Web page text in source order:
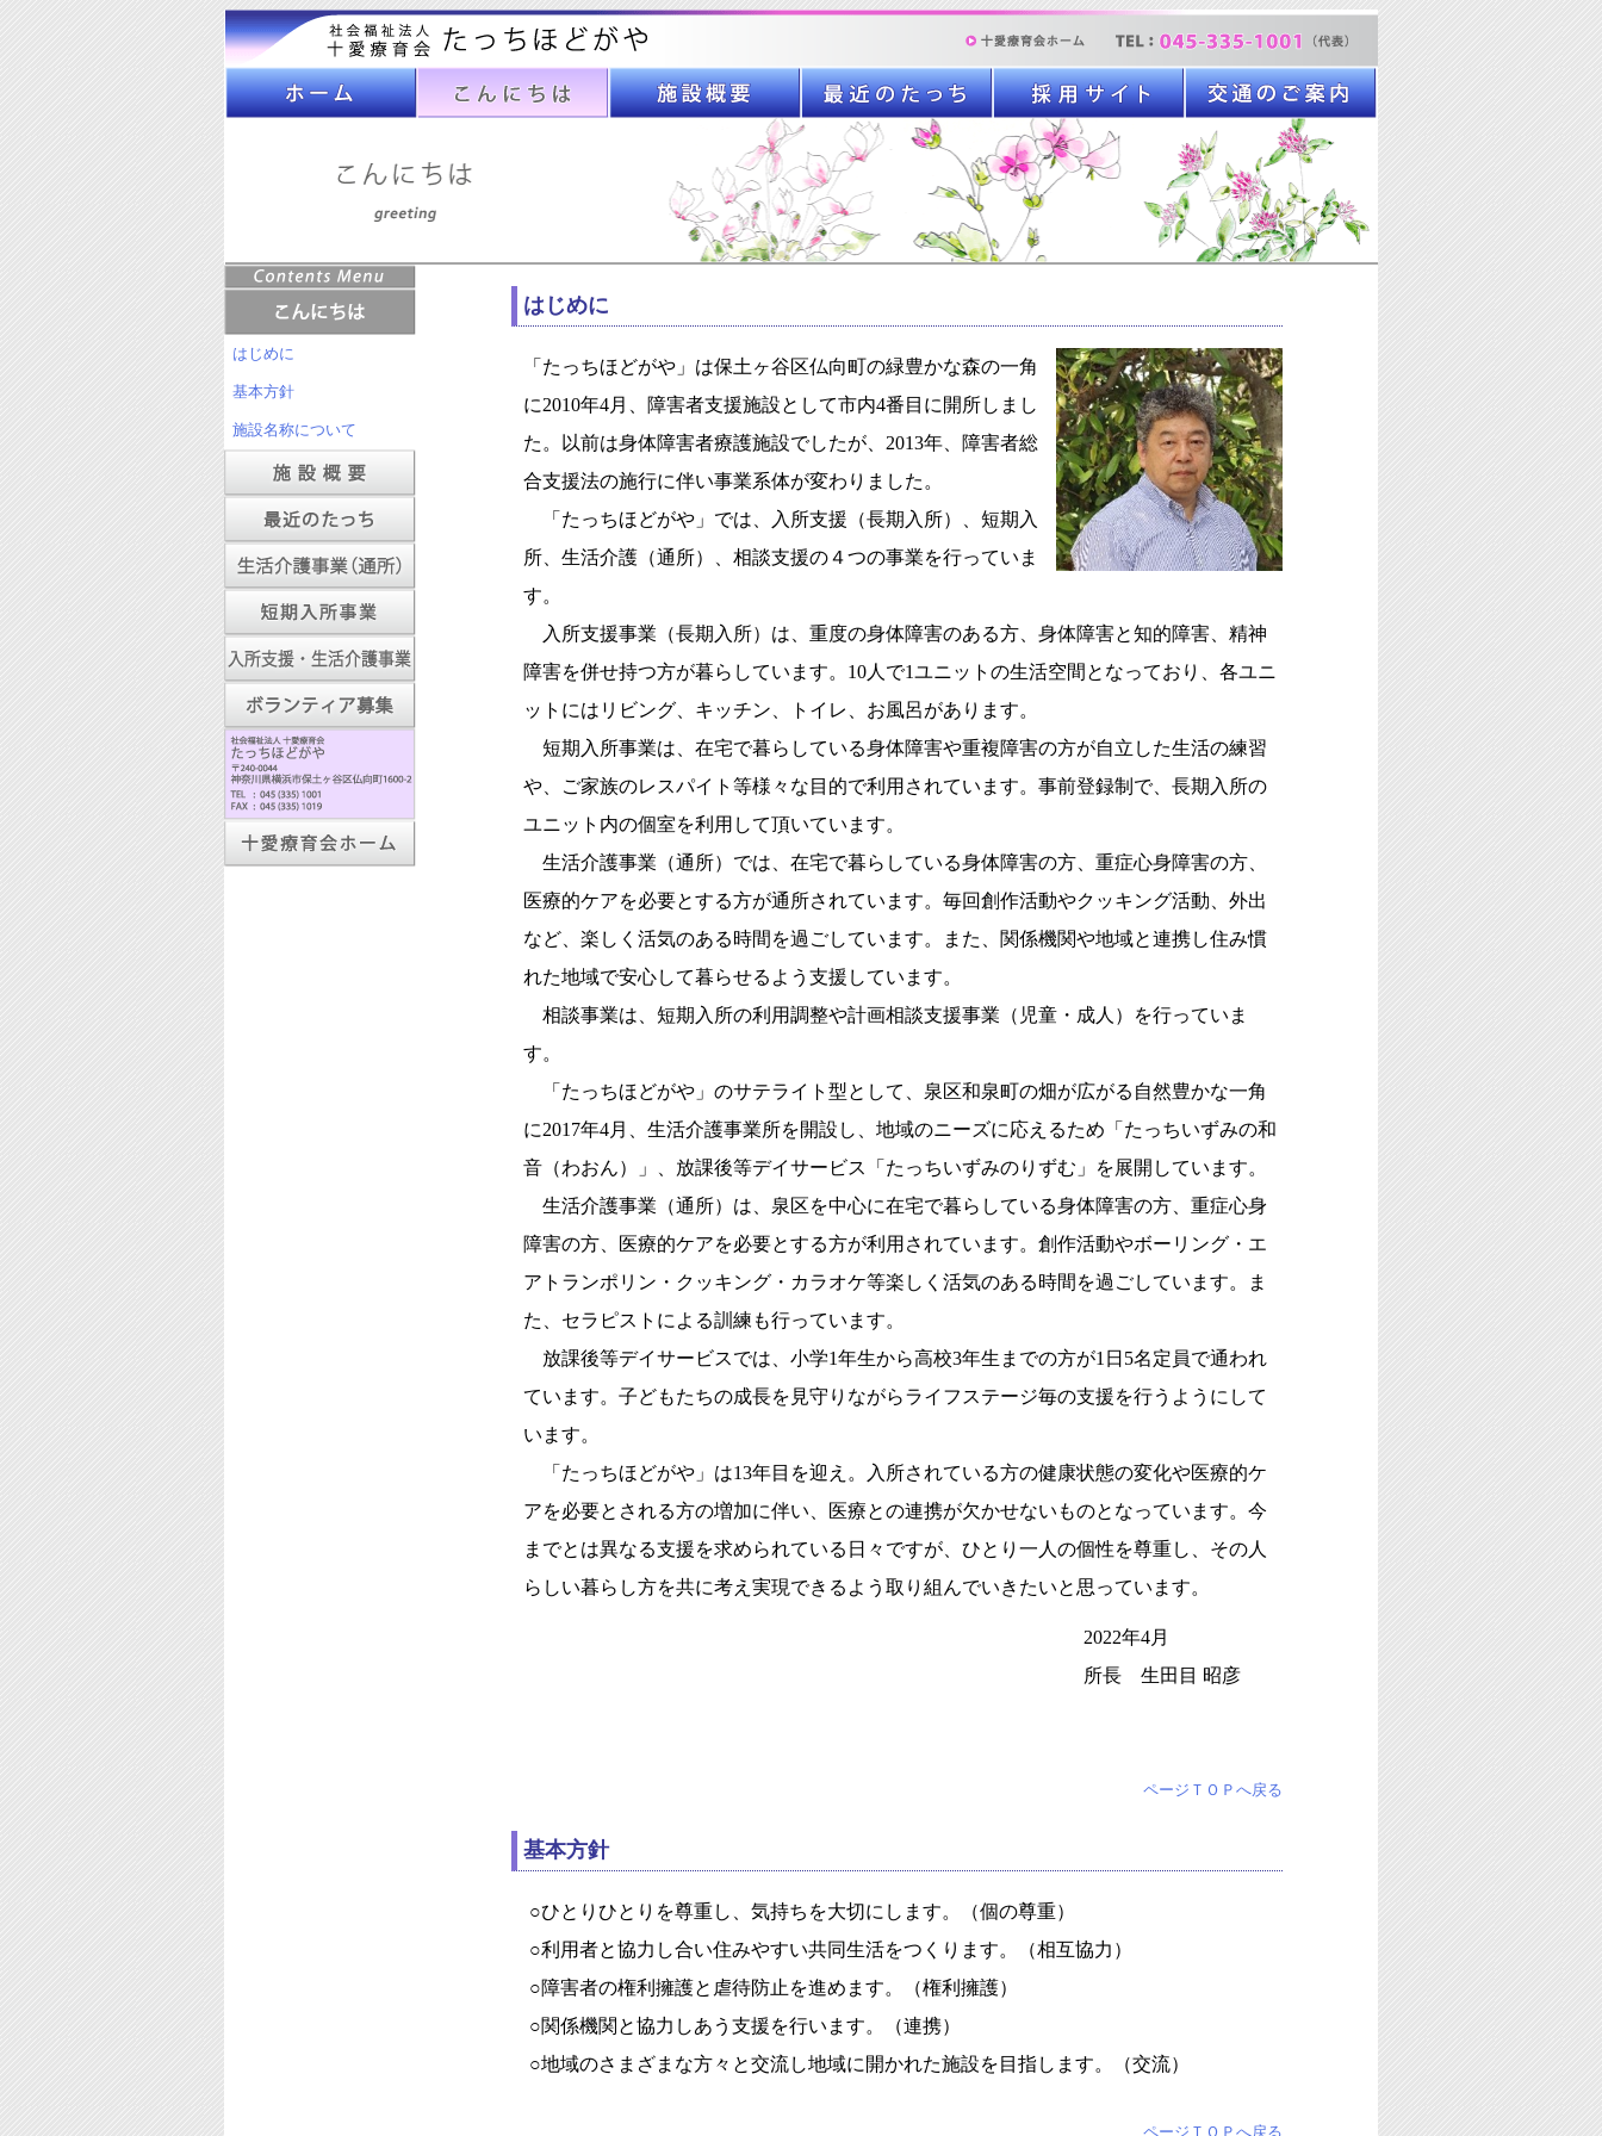
はじめに
基本方針
施設名称について
はじめに
「たっちほどがや」は保土ヶ谷区仏向町の緑豊かな森の一角
に2010年4月、障害者支援施設として市内4番目に開所しまし
た。以前は身体障害者療護施設でしたが、2013年、障害者総
合支援法の施行に伴い事業系体が変わりました。
「たっちほどがや」では、入所支援（長期入所）、短期入
所、生活介護（通所）、相談支援の４つの事業を行っていま
す。
入所支援事業（長期入所）は、重度の身体障害のある方、身体障害と知的障害、精神
障害を併せ持つ方が暮らしています。10人で1ユニットの生活空間となっており、各ユニ
ットにはリビング、キッチン、トイレ、お風呂があります。
短期入所事業は、在宅で暮らしている身体障害や重複障害の方が自立した生活の練習
や、ご家族のレスパイト等様々な目的で利用されています。事前登録制で、長期入所の
ユニット内の個室を利用して頂いています。
生活介護事業（通所）では、在宅で暮らしている身体障害の方、重症心身障害の方、
医療的ケアを必要とする方が通所されています。毎回創作活動やクッキング活動、外出
など、楽しく活気のある時間を過ごしています。また、関係機関や地域と連携し住み慣
れた地域で安心して暮らせるよう支援しています。
相談事業は、短期入所の利用調整や計画相談支援事業（児童・成人）を行っていま
す。
「たっちほどがや」のサテライト型として、泉区和泉町の畑が広がる自然豊かな一角
に2017年4月、生活介護事業所を開設し、地域のニーズに応えるため「たっちいずみの和
音（わおん）」、放課後等デイサービス「たっちいずみのりずむ」を展開しています。
生活介護事業（通所）は、泉区を中心に在宅で暮らしている身体障害の方、重症心身
障害の方、医療的ケアを必要とする方が利用されています。創作活動やボーリング・エ
アトランポリン・クッキング・カラオケ等楽しく活気のある時間を過ごしています。ま
た、セラピストによる訓練も行っています。
放課後等デイサービスでは、小学1年生から高校3年生までの方が1日5名定員で通われ
ています。子どもたちの成長を見守りながらライフステージ毎の支援を行うようにして
います。
「たっちほどがや」は13年目を迎え。入所されている方の健康状態の変化や医療的ケ
アを必要とされる方の増加に伴い、医療との連携が欠かせないものとなっています。今
までとは異なる支援を求められている日々ですが、ひとり一人の個性を尊重し、その人
らしい暮らし方を共に考え実現できるよう取り組んでいきたいと思っています。
2022年4月
所長 生田目 昭彦
ページＴＯＰへ戻る
基本方針
○ひとりひとりを尊重し、気持ちを大切にします。（個の尊重）
○利用者と協力し合い住みやすい共同生活をつくります。（相互協力）
○障害者の権利擁護と虐待防止を進めます。（権利擁護）
○関係機関と協力しあう支援を行います。（連携）
○地域のさまざまな方々と交流し地域に開かれた施設を目指します。（交流）
ページＴＯＰへ戻る